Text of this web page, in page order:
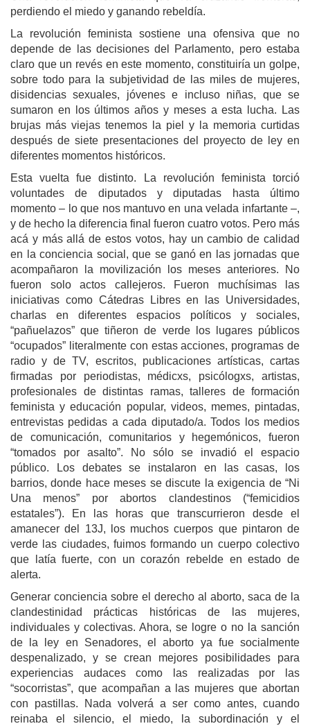
perdiendo el miedo y ganando rebeldía.
La revolución feminista sostiene una ofensiva que no
depende de las decisiones del Parlamento, pero estaba
claro que un revés en este momento, constituiría un golpe,
sobre todo para la subjetividad de las miles de mujeres,
disidencias sexuales, jóvenes e incluso niñas, que se
sumaron en los últimos años y meses a esta lucha. Las
brujas más viejas tenemos la piel y la memoria curtidas
después de siete presentaciones del proyecto de ley en
diferentes momentos históricos.
Esta vuelta fue distinto. La revolución feminista torció
voluntades de diputados y diputadas hasta último
momento – lo que nos mantuvo en una velada infartante –,
y de hecho la diferencia final fueron cuatro votos. Pero más
acá y más allá de estos votos, hay un cambio de calidad
en la conciencia social, que se ganó en las jornadas que
acompañaron la movilización los meses anteriores. No
fueron solo actos callejeros. Fueron muchísimas las
iniciativas como Cátedras Libres en las Universidades,
charlas en diferentes espacios políticos y sociales,
“pañuelazos” que tiñeron de verde los lugares públicos
“ocupados” literalmente con estas acciones, programas de
radio y de TV, escritos, publicaciones artísticas, cartas
firmadas por periodistas, médicxs, psicólogxs, artistas,
profesionales de distintas ramas, talleres de formación
feminista y educación popular, videos, memes, pintadas,
entrevistas pedidas a cada diputado/a. Todos los medios
de comunicación, comunitarios y hegemónicos, fueron
“tomados por asalto”. No sólo se invadió el espacio
público. Los debates se instalaron en las casas, los
barrios, donde hace meses se discute la exigencia de “Ni
Una menos” por abortos clandestinos (“femicidios
estatales”). En las horas que transcurrieron desde el
amanecer del 13J, los muchos cuerpos que pintaron de
verde las ciudades, fuimos formando un cuerpo colectivo
que latía fuerte, con un corazón rebelde en estado de
alerta.
Generar conciencia sobre el derecho al aborto, saca de la
clandestinidad prácticas históricas de las mujeres,
individuales y colectivas. Ahora, se logre o no la sanción
de la ley en Senadores, el aborto ya fue socialmente
despenalizado, y se crean mejores posibilidades para
experiencias audaces como las realizadas por las
“socorristas”, que acompañan a las mujeres que abortan
con pastillas. Nada volverá a ser como antes, cuando
reinaba el silencio, el miedo, la subordinación y el